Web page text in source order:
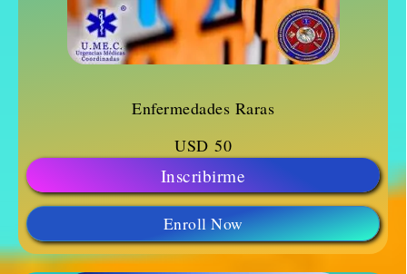
Enfermedades Raras
USD 50
Inscribirme
Enroll Now